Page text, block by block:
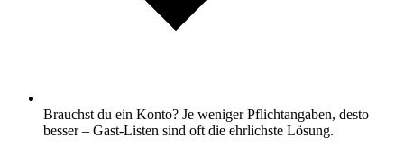
Brauchst du ein Konto? Je weniger Pflichtangaben, desto
besser – Gast-Listen sind oft die ehrlichste Lösung.